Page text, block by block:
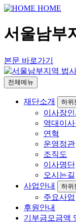
HOME
서울남부
본문 바로가기
전체메뉴
재단소개 하위
이사장
역대이
연혁
운영정관
조직도
이사명단
오시는길
사업안내
하위
주요사업
후원안내
기부금모금액